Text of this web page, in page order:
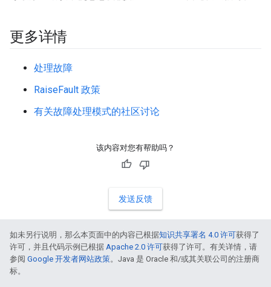
更多详情
处理故障
RaiseFault 政策
有关故障处理模式的社区讨论
该内容对您有帮助吗？
发送反馈
如未另行说明，那么本页面中的内容已根据知识共享署名 4.0 许可获得了
许可，并且代码示例已根据 Apache 2.0 许可获得了许可。有关详情，请
参阅 Google 开发者网站政策。Java 是 Oracle 和/或其关联公司的注册商
标。